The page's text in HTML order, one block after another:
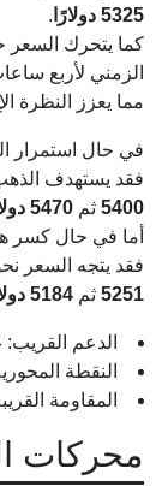
5325 دولارًا
.
كما يتحرك السعر
الزمني لأربع
مما يعزز النظرة
في حال استمرار
فقد يستهدف
5400 ثم 5470 دولارًا
أما في حال كسر
فقد يتجه السعر
5251 ثم 5184 دولارًا
الدعم القريب: 5184 – 5251
النقطة المحورية:
المقاومة القريبة: 5400 –
محركات